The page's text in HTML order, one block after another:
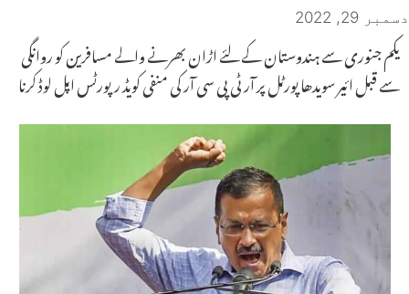
دسمبر 29, 2022
یکم جنوری سے ہندوستان کے لئے اڑان بھرنے والے مسافرین کو روانگی
سے قبل ائیر سویدھا پورٹل پر آر ٹی پی سی آر کی منفی کویڈ رپورٹس اپل لوڈ کرنا